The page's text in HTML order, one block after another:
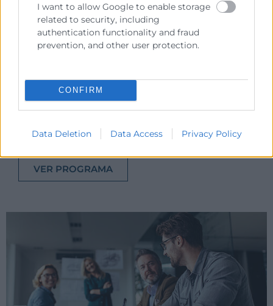
I want to allow Google to enable storage
related to security, including
authentication functionality and fraud
prevention, and other user protection.
CONFIRM
Data Deletion Data Access Privacy Policy
Herramientas y Sistema Lean
VER PROGRAMA